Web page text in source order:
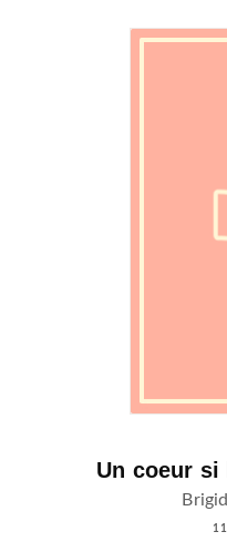
Un coeur